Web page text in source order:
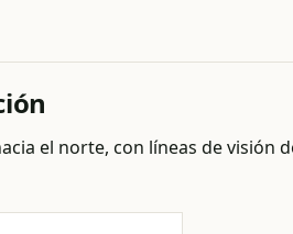
el norte, con líneas de visión